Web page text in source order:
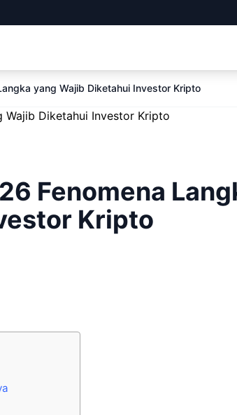
yang Wajib Diketahui Investor Kripto
Fenomena
Kripto